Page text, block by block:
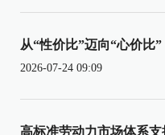
从“性价比”迈向“心价比
2026-07-24 09:09
高标准劳动力市场体系